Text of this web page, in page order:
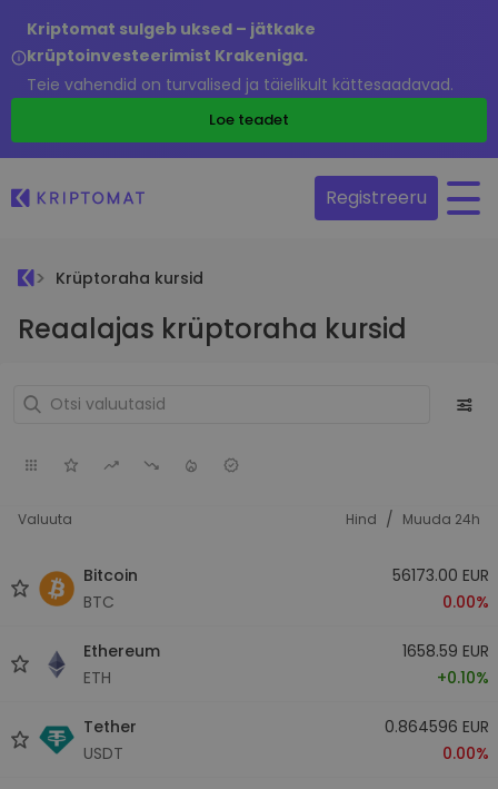
Kriptomat sulgeb uksed – jätkake
krüptoinvesteerimist Krakeniga.
Teie vahendid on turvalised ja täielikult kättesaadavad.
Loe teadet
Registreeru
Krüptoraha kursid
Reaalajas krüptoraha kursid
Valuuta Hind / Muuda 24h
Bitcoin
BTC
56173.00 EUR
0.00%
Ethereum
ETH
1658.59 EUR
+0.10%
Tether
USDT
0.864596 EUR
0.00%